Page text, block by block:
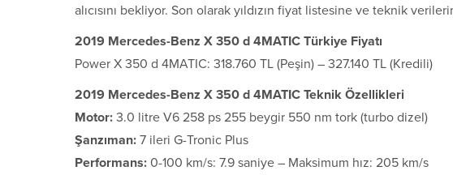
alıcısını bekliyor. Son olarak yıldızın fiyat listesine ve teknik
2019 Mercedes-Benz X 350 d 4MATIC Türkiye Fiyatı
Power X 350 d 4MATIC: 318.760 TL (Peşin) – 327.140 TL (Kredili)
2019 Mercedes-Benz X 350 d 4MATIC Teknik Özellikleri
Motor: 3.0 litre V6 258 ps 255 beygir 550 nm tork (turbo dizel)
Şanzıman: 7 ileri G-Tronic Plus
Performans: 0-100 km/s: 7.9 saniye – Maksimum hız: 205 km/s